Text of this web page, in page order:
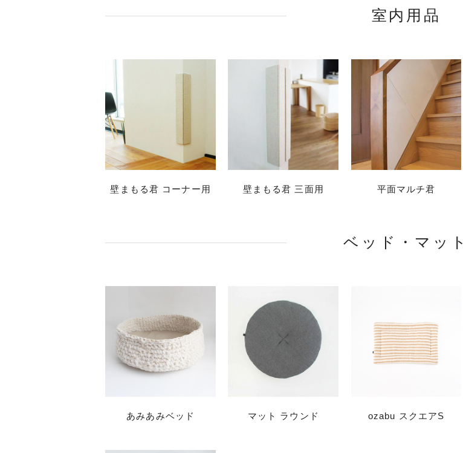
室内用品
壁まもる君 コーナー用 壁まもる君 三面用 平面マルチ君
ベッド・マット
あみあみベッド マット ラウンド ozabu スクエアS